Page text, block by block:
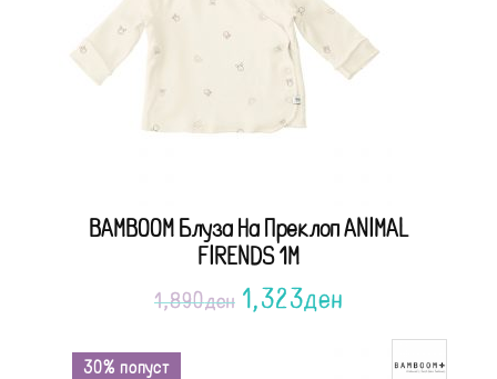
BAMBOOM Блуза На Преклоп ANIMAL
FIRENDS 1M
1,890ден 1,323ден
30% попуст